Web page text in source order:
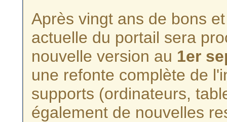
Après vingt ans de bons
actuelle du portail sera
nouvelle version au 1er
une refonte complète de
supports (ordinateurs,
également de nouvelles